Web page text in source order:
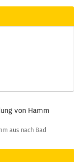
von Hamm
aus nach Bad